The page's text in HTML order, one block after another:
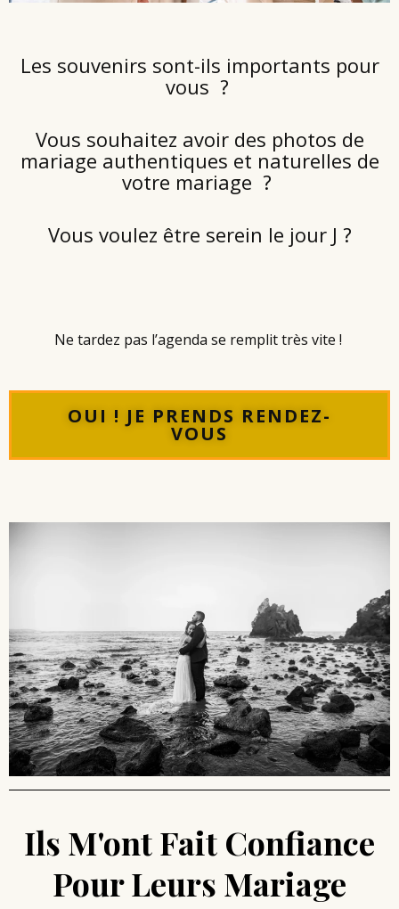
Les souvenirs sont-ils importants pour
vous ?
Vous souhaitez avoir des photos de
mariage authentiques et naturelles de
votre mariage ?
Vous voulez être serein le jour J ?
Ne tardez pas l’agenda se remplit très vite !
OUI ! JE PRENDS RENDEZ-
VOUS
Ils M'ont Fait Confiance
Pour Leurs Mariage